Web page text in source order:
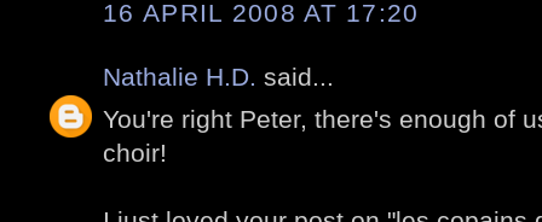
16 APRIL 2008 AT 17:20
Nathalie H.D. said...
You're right Peter, there's enough of
choir!